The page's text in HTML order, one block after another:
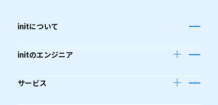
initについて
initのエンジニア
サービス